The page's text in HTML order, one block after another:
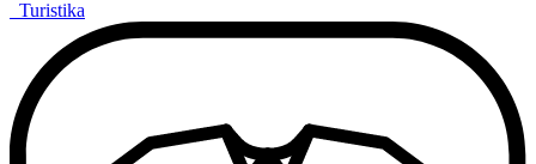
Turistika